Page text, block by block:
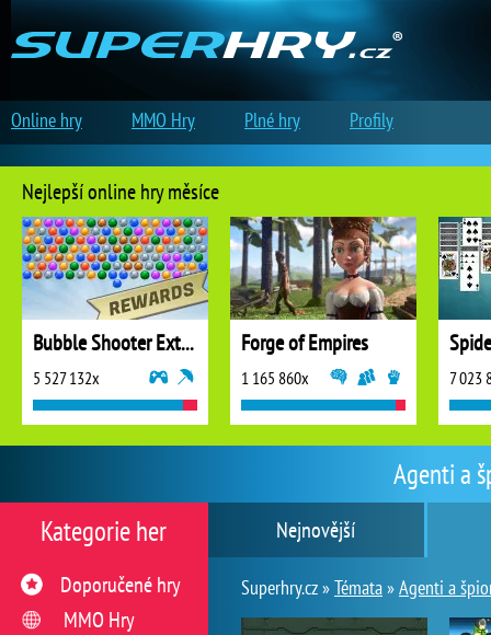
Agenti a
Nejnovější
Superhry.cz »Témata»Agenti a
Kategorie her
Doporučené hry
MMO Hry
Nejlepší online hry měsíce
Bubble Shooter Extreme
5 527 132x
Forge of Empires
1 165 860x 7 023
Online hry MMO Hry Plné hry Profily